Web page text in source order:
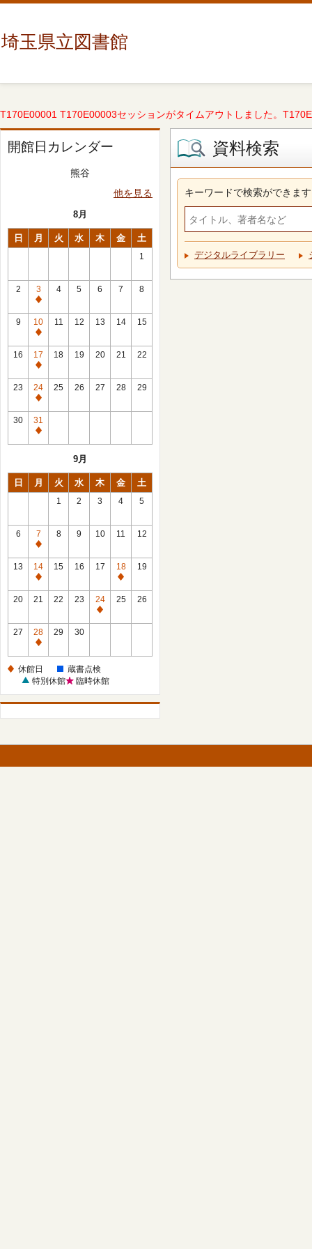
埼玉県立図書館
T170E00001 T170E00003セッションがタイムアウトしました。
開館日カレンダー
熊谷
他を見る
8月
日 月 火 水 木 金 土
1
2
3
休
館
日
4 5 6 7 8
9
10
休
館
日
11 12 13 14 15
16
17
休
館
日
18 19 20 21 22
23
24
休
館
日
25 26 27 28 29
30
31
休
9月
日 月 火 水 木 金 土
1 2 3 4 5
6
7
休
館
日
8 9 10 11 12
13
14
休
館
15 16 17
18
休
館
19
20 21 22 23
24
休
25 26
27
28
休
日
29 30
休館日
蔵書点検
特別休館
臨時休館
資料検索
キーワードで検索ができます
デジタルライブラリー